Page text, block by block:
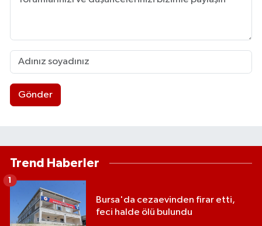
Gönder
Trend Haberler
Bursa'da cezaevinden firar etti,
feci halde ölü bulundu
1